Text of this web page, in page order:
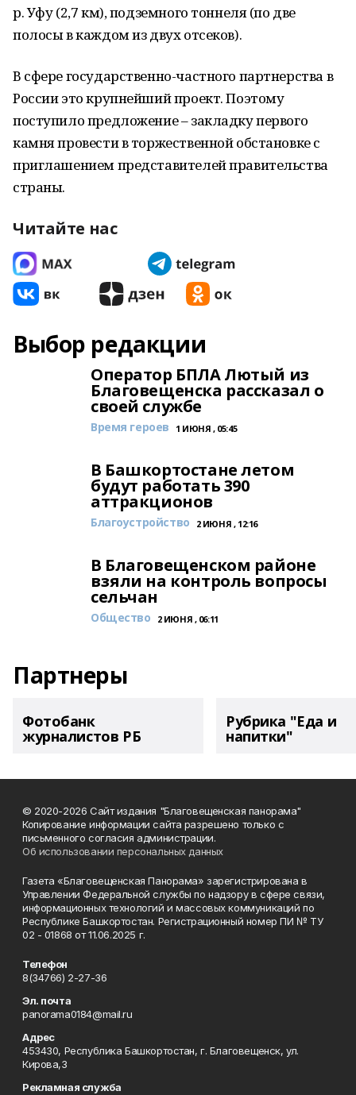
р. Уфу (2,7 км), подземного тоннеля (по две
полосы в каждом из двух отсеков).
В сфере государственно-частного партнерства в
России это крупнейший проект. Поэтому
поступило предложение – закладку первого
камня провести в торжественной обстановке с
приглашением представителей правительства
страны.
Читайте нас
Выбор редакции
Оператор БПЛА Лютый из
Благовещенска рассказал о
своей службе
Время героев 1 ИЮНЯ , 05:45
В Башкортостане летом
будут работать 390
аттракционов
Благоустройство 2 ИЮНЯ , 12:16
В Благовещенском районе
взяли на контроль вопросы
сельчан
Общество 2 ИЮНЯ , 06:11
Партнеры
Фотобанк
журналистов РБ
Рубрика "Еда и
напитки"
© 2020-2026 Сайт издания "Благовещенская панорама"
Копирование информации сайта разрешено только с
письменного согласия администрации.
Об использовании персональных данных
Газета «Благовещенская Панорама» зарегистрирована в
Управлении Федеральной службы по надзору в сфере связи,
информационных технологий и массовых коммуникаций по
Республике Башкортостан. Регистрационный номер ПИ № ТУ
02 - 01868 от 11.06.2025 г.
Телефон
8(34766) 2-27-36
Эл. почта
panorama0184@mail.ru
Адрес
453430, Республика Башкортостан, г. Благовещенск, ул.
Кирова,3
Рекламная служба